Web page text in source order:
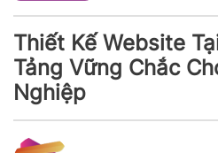
Thiết Kế Website
Tảng Vững Chắc
Nghiệp